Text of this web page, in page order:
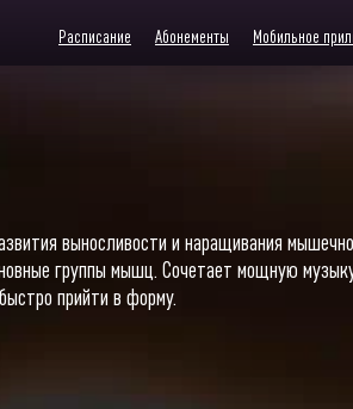
Расписание Aбонементы Мобильное
выносливости и наращивания
группы мышц. Сочетает мощную
прийти в форму.